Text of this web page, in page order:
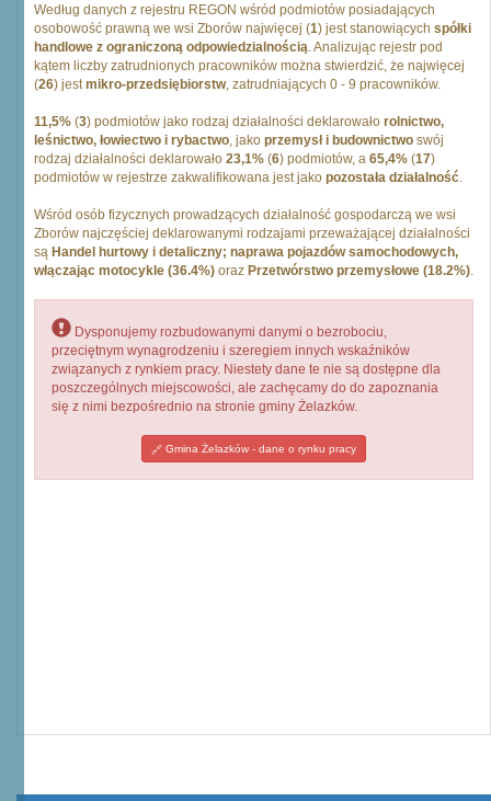
Według danych z rejestru REGON wśród podmiotów posiadających
osobowość prawną we wsi Zborów najwięcej (1) jest stanowiących spółki
handlowe z ograniczoną odpowiedzialnością. Analizując rejestr pod
kątem liczby zatrudnionych pracowników można stwierdzić, że najwięcej
(26) jestmikro-przedsiębiorstw, zatrudniających 0 - 9 pracowników.
11,5% (3) podmiotów jako rodzaj działalności deklarowało rolnictwo,
leśnictwo, łowiectwo i rybactwo, jako przemysł i budownictwo swój
rodzaj działalności deklarowało 23,1% (6) podmiotów, a 65,4% (17)
podmiotów w rejestrze zakwalifikowana jest jako pozostała działalność.
Wśród osób fizycznych prowadzących działalność gospodarczą we wsi
Zborów najczęściej deklarowanymi rodzajami przeważającej działalności
są Handel hurtowy i detaliczny; naprawa pojazdów samochodowych,
włączając motocykle (36.4%) oraz Przetwórstwo przemysłowe (18.2%).
Dysponujemy rozbudowanymi danymi o bezrobociu,
przeciętnym wynagrodzeniu i szeregiem innych wskaźników
związanych z rynkiem pracy. Niestety dane te nie są dostępne dla
poszczególnych miejscowości, ale zachęcamy do do zapoznania
się z nimi bezpośrednio na stronie gminy Żelazków.
Gmina Żelazków - dane o rynku pracy